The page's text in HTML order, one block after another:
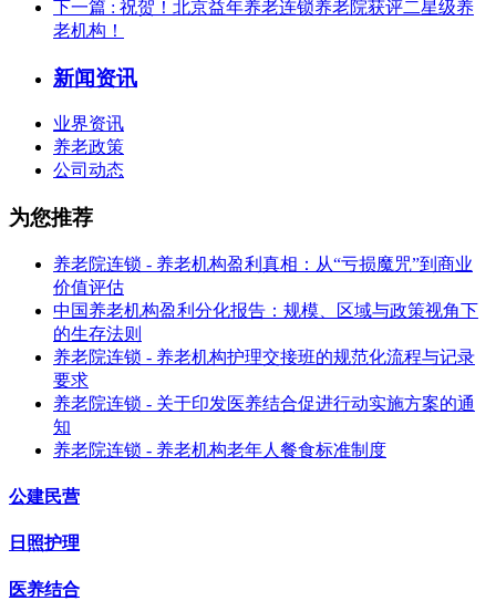
下一篇 : 祝贺！北京益年养老连锁养老院获评二星级养
老机构！
新闻资讯
业界资讯
养老政策
公司动态
为您推荐
养老院连锁 - 养老机构盈利真相：从“亏损魔咒”到商业
价值评估
中国养老机构盈利分化报告：规模、区域与政策视角下
的生存法则
养老院连锁 - 养老机构护理交接班的规范化流程与记录
要求
养老院连锁 - 关于印发医养结合促进行动实施方案的通
知
养老院连锁 - 养老机构老年人餐食标准制度
公建民营
日照护理
医养结合